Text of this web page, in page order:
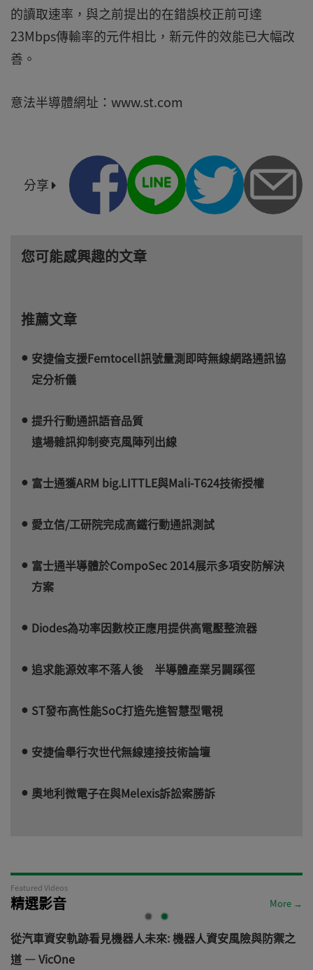
的讀取速率，與之前提出的在錯誤校正前可達
23Mbps傳輸率的元件相比，新元件的效能已大幅改
善。
意法半導體網址：www.st.com
分享
您可能感興趣的文章
推薦文章
安捷倫支援Femtocell訊號量測即時無線網路通訊協
定分析儀
提升行動通訊語音品質
遠場雜訊抑制麥克風陣列出線
富士通獲ARM big.LITTLE與Mali-T624技術授權
愛立信/工研院完成高鐵行動通訊測試
富士通半導體於CompoSec 2014展示多項安防解決
方案
Diodes為功率因數校正應用提供高電壓整流器
追求能源效率不落人後 半導體產業另闢蹊徑
ST發布高性能SoC打造先進智慧型電視
安捷倫舉行次世代無線連接技術論壇
奧地利微電子在與Melexis訴訟案勝訴
Featured Videos
精選影音 More →
從汽車資安軌跡看見機器人未來: 機器人資安風險與防禦之
道 — VicOne